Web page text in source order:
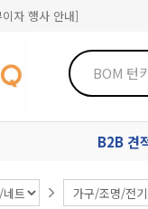
자 행사 안내]
책 개편 안내]
B2B 견